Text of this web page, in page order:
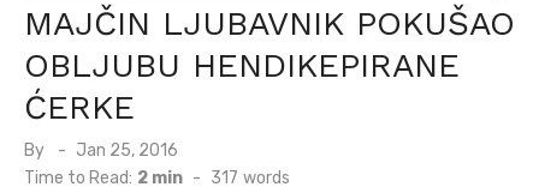
MAJČIN LJUBAVNIK POKUŠAO
OBLJUBU HENDIKEPIRANE
ĆERKE
By
Posted
on
Jan 25, 2016
Time to Read: 2 min - 317 words